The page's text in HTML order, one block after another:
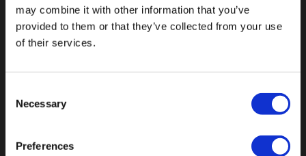
may combine it with other information that you’ve
provided to them or that they’ve collected from your use
of their services.
Selection
Necessary
Preferences
Val op met een unieke